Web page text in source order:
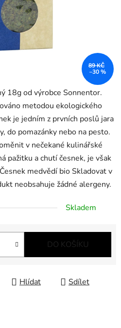
18g od výrobce Sonnentor.
metodou ekologického
je jedním z prvních poslů jara
do pomazánky nebo na pesto.
v nečekané kulinářské
pažitku a chutí česnek, je však
Česnek medvědí bio Skladovat v
neobsahuje žádné alergeny.
Skladem
DO KOŠÍKU
Hlídat Sdílet
89 KČ
–30 %